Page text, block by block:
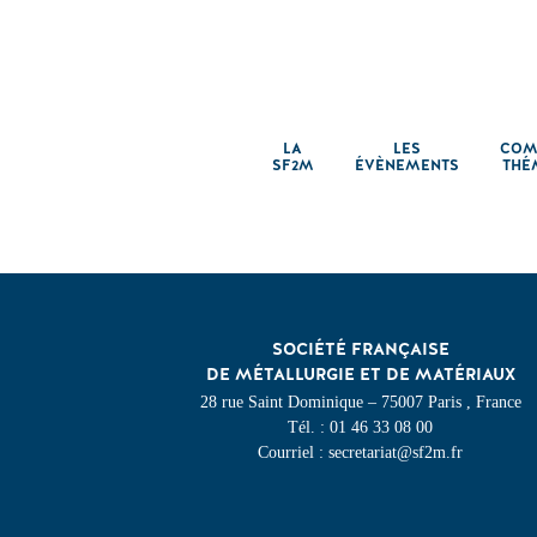
LA
SF2M
LES
ÉVÈNEMENTS
SOCIÉTÉ FRANÇAISE
DE MÉTALLURGIE ET DE MATÉRIAUX
28 rue Saint Dominique – 75007 Paris , France
Tél. : 01 46 33 08 00
Courriel : secretariat@sf2m.fr